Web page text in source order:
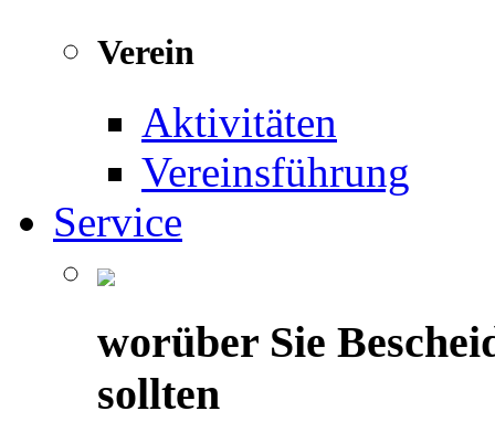
Verein
Aktivitäten
Vereinsführung
Service
worüber Sie
sollten